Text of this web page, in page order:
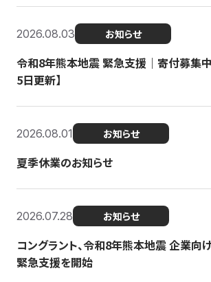
2026.08.03 お知らせ
令和8年熊本地震 緊急支援｜寄付募集
5日更新】
2026.08.01 お知らせ
夏季休業のお知らせ
2026.07.28 お知らせ
コングラント、令和8年熊本地震 企業向
緊急支援を開始